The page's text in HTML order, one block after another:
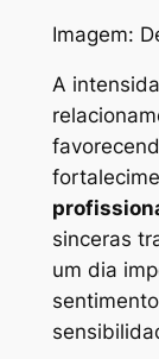
Imagem:
A
sinceras
um dia